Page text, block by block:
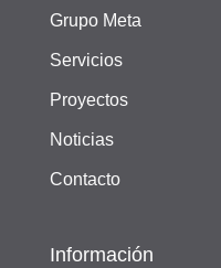
Grupo Meta
Servicios
Proyectos
Noticias
Contacto
Información